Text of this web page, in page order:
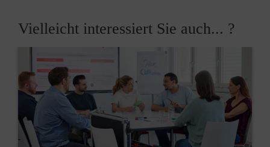
Vielleicht interessiert Sie auch... ?